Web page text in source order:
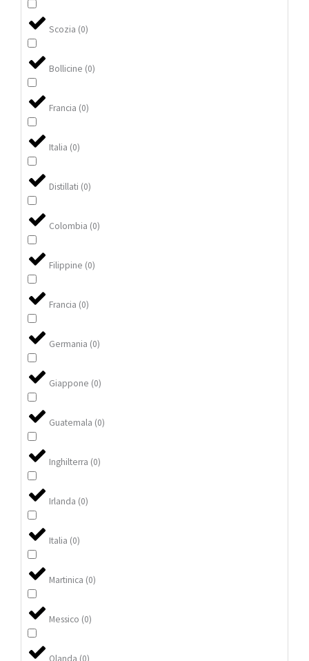
Scozia (0)
Bollicine (0)
Francia (0)
Italia (0)
Distillati (0)
Colombia (0)
Filippine (0)
Francia (0)
Germania (0)
Giappone (0)
Guatemala (0)
Inghilterra (0)
Irlanda (0)
Italia (0)
Martinica (0)
Messico (0)
Olanda (0)